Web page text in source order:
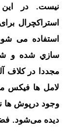
نیست. در
استراکچرال
استفاده می
سازي شده و
مجددا در کلاف
لامل ها فیکس
وجود درپوش ها